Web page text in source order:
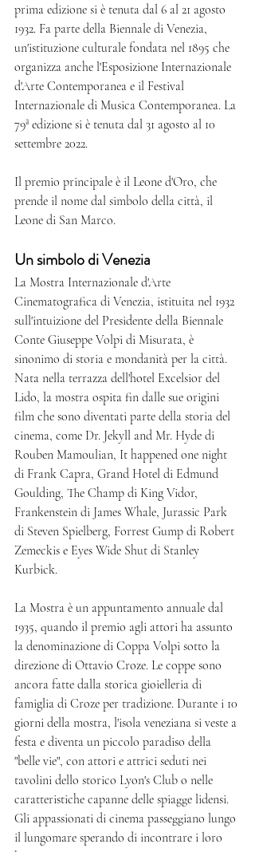
prima edizione si è tenuta dal 6 al 21 agosto
1932. Fa parte della Biennale di Venezia,
un'istituzione culturale fondata nel 1895 che
organizza anche l'Esposizione Internazionale
d'Arte Contemporanea e il Festival
Internazionale di Musica Contemporanea. La
79ª edizione si è tenuta dal 31 agosto al 10
Il premio principale è il Leone d'Oro, che
prende il nome dal simbolo della città, il
Leone di San Marco.
Un simbolo di Venezia
La Mostra Internazionale d'Arte
Cinematografica di Venezia, istituita nel 1932
sull'intuizione del Presidente della Biennale
Conte Giuseppe Volpi di Misurata, è
sinonimo di storia e mondanità per la città.
Nata nella terrazza dell'hotel Excelsior del
Lido, la mostra ospita fin dalle sue origini
film che sono diventati parte della storia del
cinema, come Dr. Jekyll and Mr. Hyde di
Rouben Mamoulian, It happened one night
di Frank Capra, Grand Hotel di Edmund
Goulding, The Champ di King Vidor,
Frankenstein di James Whale, Jurassic Park
di Steven Spielberg, Forrest Gump di Robert
Zemeckis e Eyes Wide Shut di Stanley
Kurbick.
La Mostra è un appuntamento annuale dal
1935, quando il premio agli attori ha assunto
la denominazione di Coppa Volpi sotto la
direzione di Ottavio Croze. Le coppe sono
ancora fatte dalla storica gioielleria di
famiglia di Croze per tradizione. Durante i 10
giorni della mostra, l'isola veneziana si veste a
festa e diventa un piccolo paradiso della
"belle vie", con attori e attrici seduti nei
tavolini dello storico Lyon's Club o nelle
caratteristiche capanne delle spiagge lidensi.
Gli appassionati di cinema passeggiano lungo
il lungomare sperando di incontrare i loro